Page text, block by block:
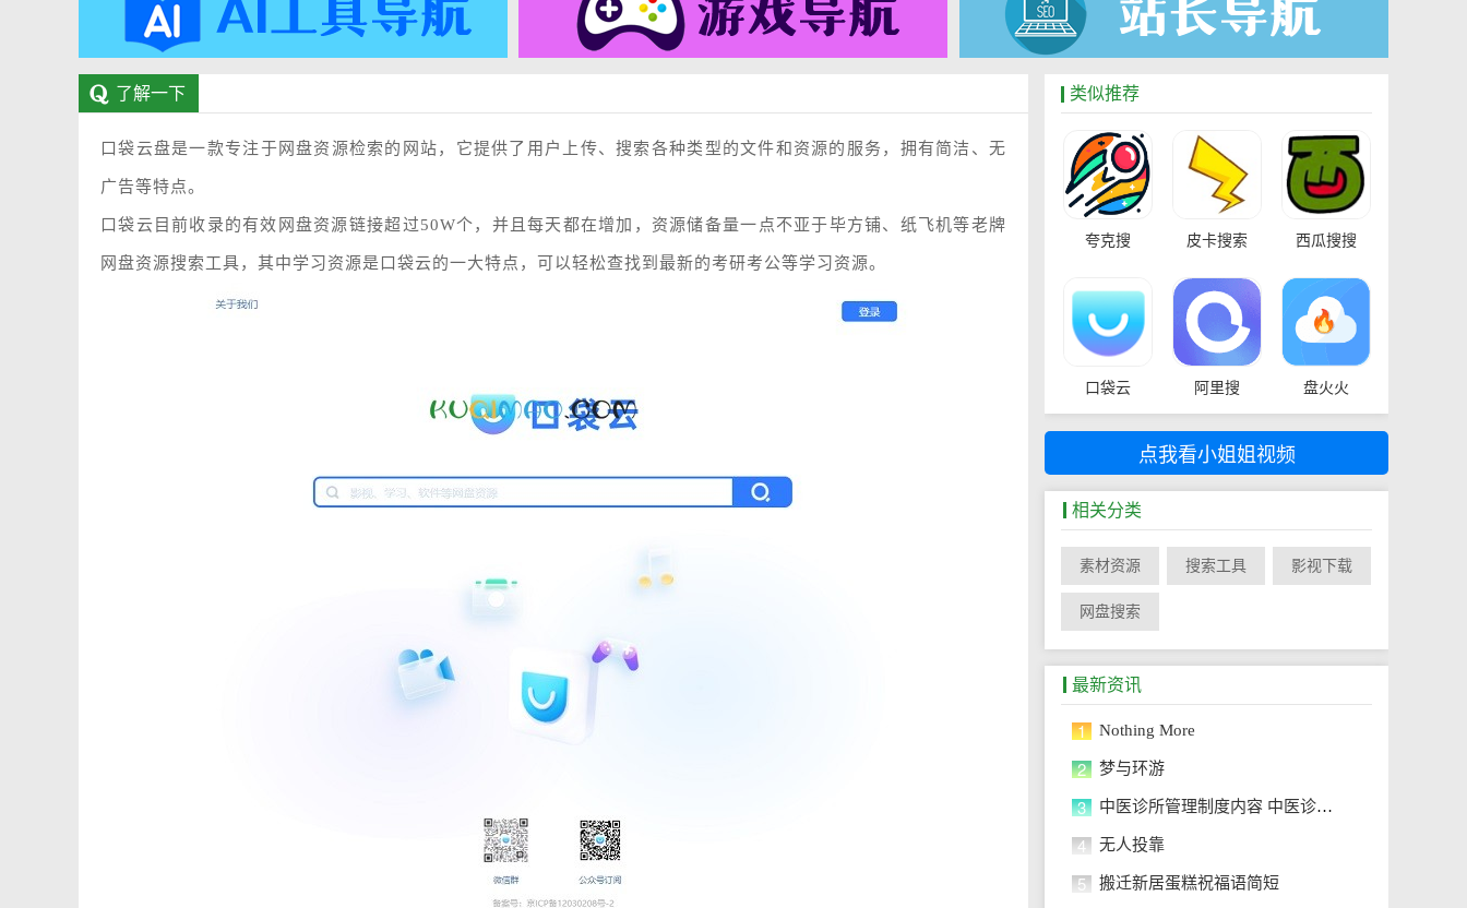
了解一下
口袋云盘是一款专注于网盘资源检索的网站，它提供了用户上传、搜索各种类型的文件和资源的服务，拥有简洁、无
广告等特点。
口袋云目前收录的有效网盘资源链接超过50W个，并且每天都在增加，资源储备量一点不亚于毕方铺、纸飞机等老牌
网盘资源搜索工具，其中学习资源是口袋云的一大特点，可以轻松查找到最新的考研考公等学习资源。
类似推荐
夸克搜 皮卡搜索 西瓜搜搜
口袋云 阿里搜 盘火火
点我看小姐姐视频
相关分类
素材资源 搜索工具 影视下载
网盘搜索
最新资讯
1 Nothing More
2 梦与环游
3 中医诊所管理制度内容 中医诊所的
4 无人投靠
5 搬迁新居蛋糕祝福语简短